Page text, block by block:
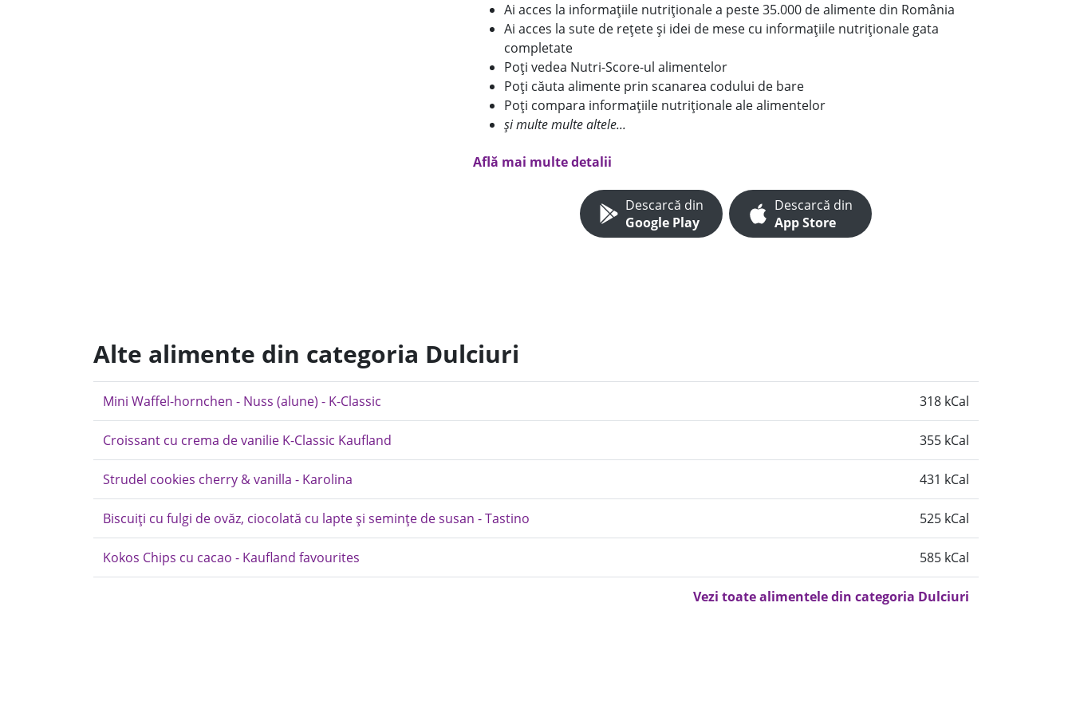
Ai acces la informațiile nutriționale a peste 35.000 de alimente din România
Ai acces la sute de rețete și idei de mese cu informațiile nutriționale gata
completate
Poți vedea Nutri-Score-ul alimentelor
Poți căuta alimente prin scanarea codului de bare
Poți compara informațiile nutriționale ale alimentelor
și multe multe altele...
Află mai multe detalii
Descarcă din
Google Play
Descarcă din
App Store
Alte alimente din categoria Dulciuri
Mini Waffel-hornchen - Nuss (alune) - K-Classic 318 kCal
Croissant cu crema de vanilie K-Classic Kaufland 355 kCal
Strudel cookies cherry & vanilla - Karolina 431 kCal
Biscuiți cu fulgi de ovăz, ciocolată cu lapte și semințe de susan - Tastino 525 kCal
Kokos Chips cu cacao - Kaufland favourites 585 kCal
Vezi toate alimentele din categoria Dulciuri